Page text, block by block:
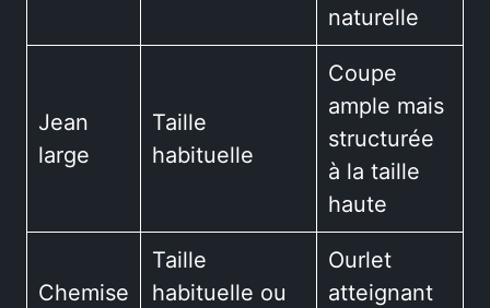
naturelle
Jean
large
Taille
habituelle
Coupe
ample mais
structurée
à la taille
haute
Chemise
Taille
habituelle ou
Ourlet
atteignant